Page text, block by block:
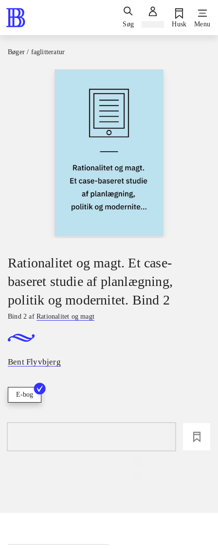
Søg Husk Menu
Bøger / faglitteratur
Rationalitet og magt. Et case-
baseret studie af planlægning,
politik og modernitet. Bind 2
Bind 2 afRationalitet og magt
Bent Flyvbjerg
E-bog